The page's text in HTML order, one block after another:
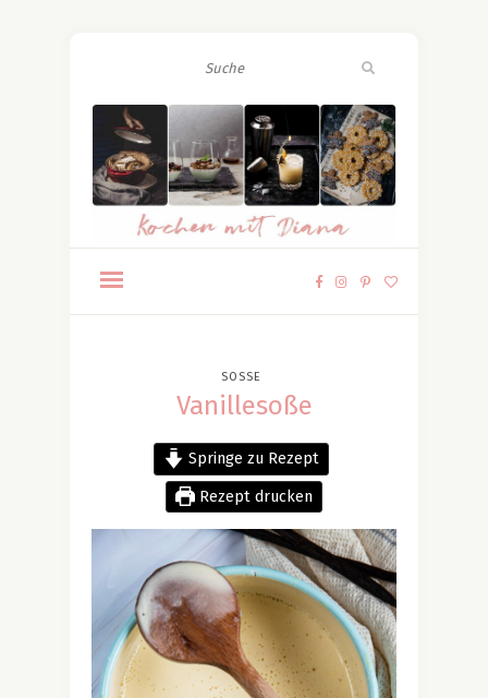
SOSSE
Vanillesoße
Springe zu Rezept
Rezept drucken